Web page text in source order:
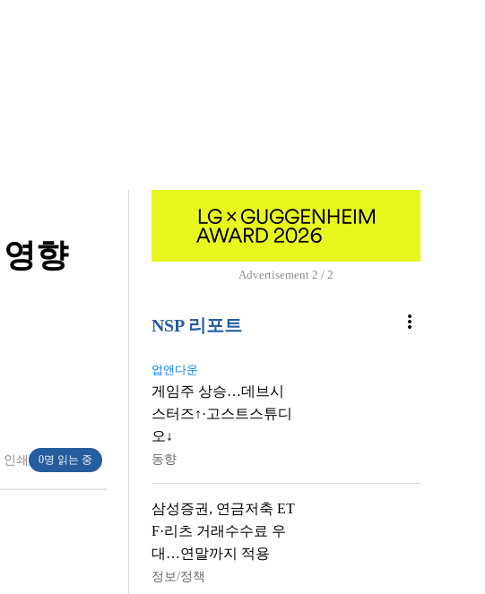
향
인쇄 0명 읽는 중
Advertisement 1 / 2
NSP 리포트 more_vert
업앤다운
게임주 상승…데브시
스터즈↑·고스트스튜디
오↓
동향
삼성증권, 연금저축 ET
F·리츠 거래수수료 우
대…연말까지 적용
정보/정책